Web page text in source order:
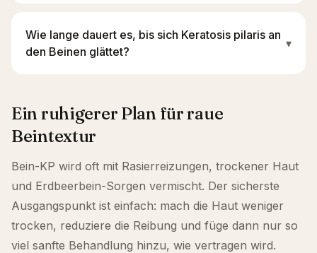
Wie lange dauert es, bis sich Keratosis pilaris an
den Beinen glättet?
▾
Ein ruhigerer Plan für raue
Beintextur
Bein-KP wird oft mit Rasierreizungen, trockener Haut
und Erdbeerbein-Sorgen vermischt. Der sicherste
Ausgangspunkt ist einfach: mach die Haut weniger
trocken, reduziere die Reibung und füge dann nur so
viel sanfte Behandlung hinzu, wie vertragen wird.